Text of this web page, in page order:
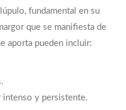
fundamental en su
que se manifiesta de
aporta pueden incluir:
intenso y persistente.